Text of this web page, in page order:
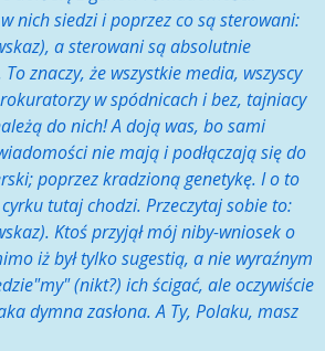
nich siedzi i poprzez co są sterowani:
a sterowani są absolutnie
znaczy, że wszystkie media, wszyscy
w spódnicach i bez, tajniacy
do nich! A doją was, bo sami
nie mają i podłączają się do
poprzez kradzioną genetykę. I o to
cyrku tutaj chodzi. Przeczytaj sobie to:
Ktoś przyjął mój niby-wniosek o
iż był tylko sugestią, a nie wyraźnym
(nikt?) ich ścigać, ale oczywiście
dymna zasłona. A Ty, Polaku, masz